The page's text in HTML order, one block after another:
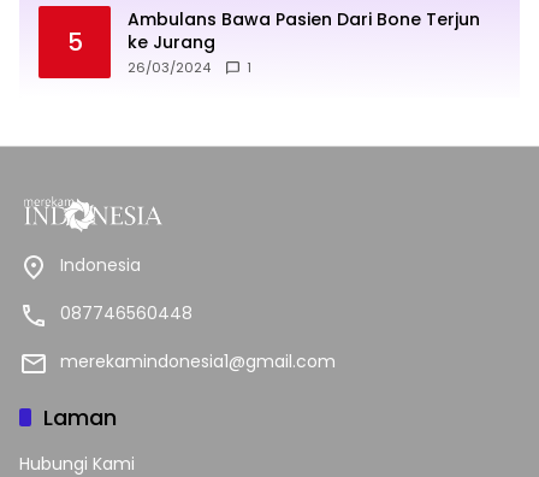
5
Ambulans Bawa Pasien Dari Bone Terjun
ke Jurang
26/03/2024 1
Indonesia
087746560448
merekamindonesia1@gmail.com
Laman
Hubungi Kami